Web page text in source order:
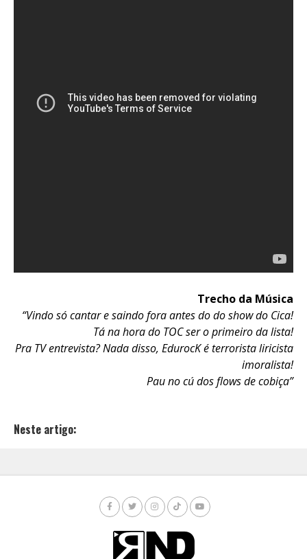
Trecho da Música
“Vindo só cantar e saindo fora antes do do show do Cica!
Tá na hora do TOC ser o primeiro da lista!
Pra TV entrevista? Nada disso, EdurocK é terrorista liricista
imoralista!
Pau no cú dos flows de cobiça”
Neste artigo: